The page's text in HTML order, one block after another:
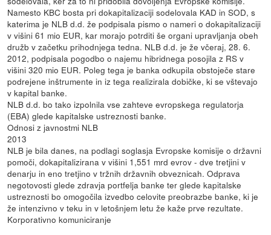
Namesto KBC bosta pri dokapitalizaciji sodelovala KAD in SOD, s
katerima je NLB d.d. že podpisala pismo o nameri o dokapitalizaciji
v višini 61 mio EUR, kar morajo potrditi še organi upravljanja obeh
družb v začetku prihodnjega tedna. NLB d.d. je že včeraj, 28. 6.
2012, podpisala pogodbo o najemu hibridnega posojila z RS v
višini 320 mio EUR. Poleg tega je banka odkupila obstoječe stare
podrejene inštrumente in iz tega realizirala dobičke, ki se vštevajo
v kapital banke.
NLB d.d. bo tako izpolnila vse zahteve evropskega regulatorja
(EBA) glede kapitalske ustreznosti banke.
Odnosi z javnostmi NLB
2013
NLB je bila danes, na podlagi soglasja Evropske komisije o državni
pomoči, dokapitalizirana v višini 1,551 mrd evrov - dve tretjini v
denarju in eno tretjino v tržnih državnih obveznicah. Odprava
negotovosti glede zdravja portfelja banke ter glede kapitalske
ustreznosti bo omogočila izvedbo celovite preobrazbe banke, ki je
že intenzivno v teku in v letošnjem letu že kaže prve rezultate.
Korporativno komuniciranje